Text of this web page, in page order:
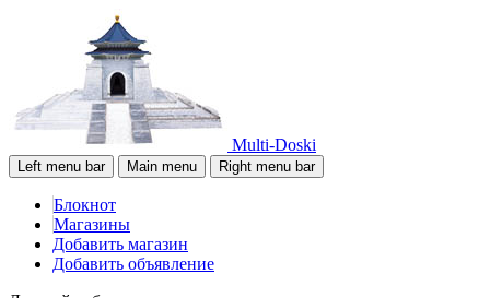
Multi-Doski
Left menu bar Main menu Right menu bar
Блокнот
Магазины
Добавить магазин
Добавить объявление